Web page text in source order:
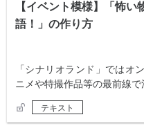
【イベント模様】「怖い
語！」の作り方
「シナリオランド」ではオ
ニメや特撮作品等の最前線
テキスト